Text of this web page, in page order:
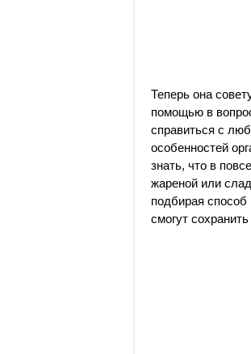
Теперь она
помощью в
справиться с
особенностей
знать, что в
жареной или
подбирая способ
смогут